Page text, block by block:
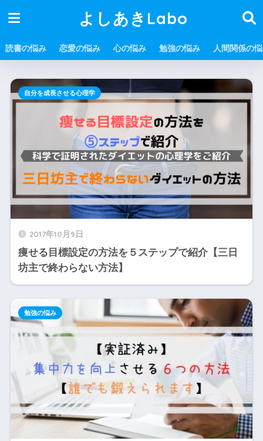
よしあきLabo
読書の悩み 恋愛の悩み 心の悩み 勉強の悩み 人間関係の
2017年10月9日
痩せる目標設定の方法を５ステップで紹介【三日
坊主で終わらない方法】
自分を成長させる心理学
勉強の悩み